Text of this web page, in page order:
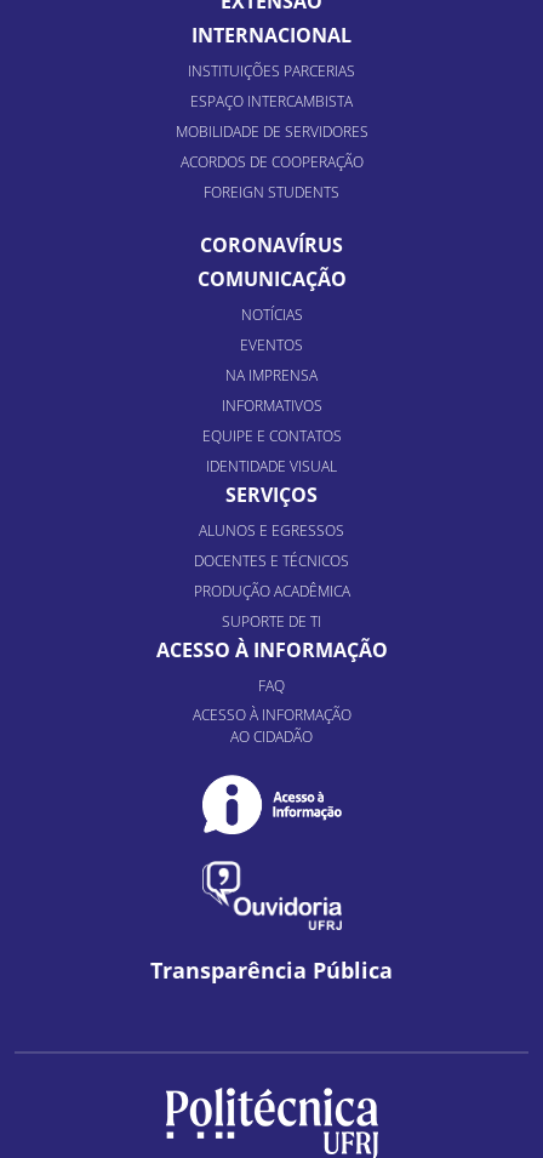
INTERNACIONAL
INSTITUIÇÕES PARCERIAS
ESPAÇO INTERCAMBISTA
MOBILIDADE DE SERVIDORES
ACORDOS DE COOPERAÇÃO
FOREIGN STUDENTS
CORONAVÍRUS
COMUNICAÇÃO
NOTÍCIAS
EVENTOS
NA IMPRENSA
INFORMATIVOS
EQUIPE E CONTATOS
IDENTIDADE VISUAL
SERVIÇOS
ALUNOS E EGRESSOS
DOCENTES E TÉCNICOS
PRODUÇÃO ACADÊMICA
SUPORTE DE TI
ACESSO À INFORMAÇÃO
FAQ
ACESSO À INFORMAÇÃO
AO CIDADÃO
Transparência Pública